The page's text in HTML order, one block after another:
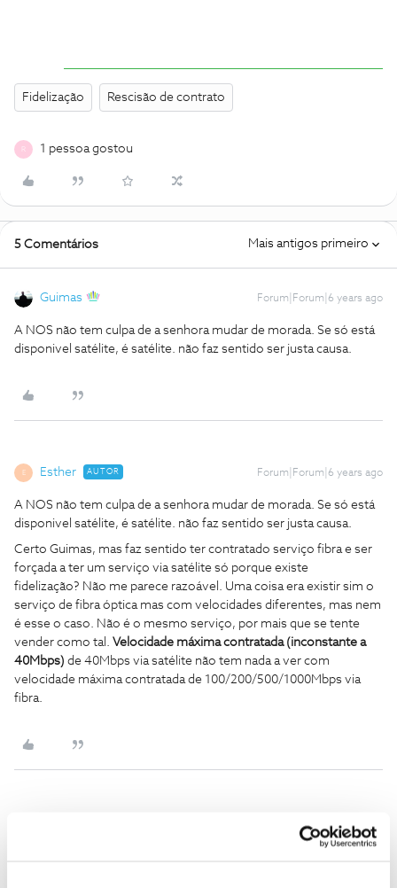
Fidelização Rescisão de contrato
R 1 pessoa gostou
5 Comentários Mais antigos primeiro
Guimas Forum|Forum|6 years ago
A NOS não tem culpa de a senhora mudar de morada. Se só está
disponivel satélite, é satélite. não faz sentido ser justa causa.
E Esther AUTOR Forum|Forum|6 years ago
A NOS não tem culpa de a senhora mudar de morada. Se só está
disponivel satélite, é satélite. não faz sentido ser justa causa.
Certo Guimas, mas faz sentido ter contratado serviço fibra e ser
forçada a ter um serviço via satélite só porque existe
fidelização? Não me parece razoável. Uma coisa era existir sim o
serviço de fibra óptica mas com velocidades diferentes, mas nem
é esse o caso. Não é o mesmo serviço, por mais que se tente
vender como tal. Velocidade máxima contratada (inconstante a
40Mbps) de 40Mbps via satélite não tem nada a ver com
velocidade máxima contratada de 100/200/500/1000Mbps via
fibra.